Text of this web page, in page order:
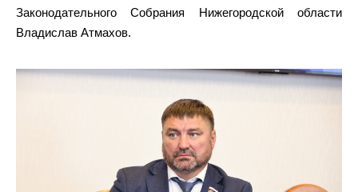
Законодательного Собрания Нижегородской области
Владислав Атмахов.